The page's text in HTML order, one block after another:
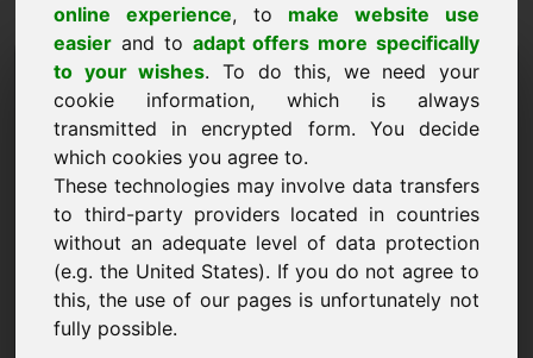
online experience, to make website use
easier and to adapt offers more specifically
to your wishes. To do this, we need your
cookie information, which is always
transmitted in encrypted form. You decide
which cookies you agree to.
These technologies may involve data transfers
to third-party providers located in countries
without an adequate level of data protection
(e.g. the United States). If you do not agree to
this, the use of our pages is unfortunately not
fully possible.
Αίτημα αγοράς domain:
flights.at
Θέλω να αγοράσω το domain flights.at για
8000 Ευρώ χωρίς ΦΠΑ.
Όνομα, εταιρεία
E-Mail